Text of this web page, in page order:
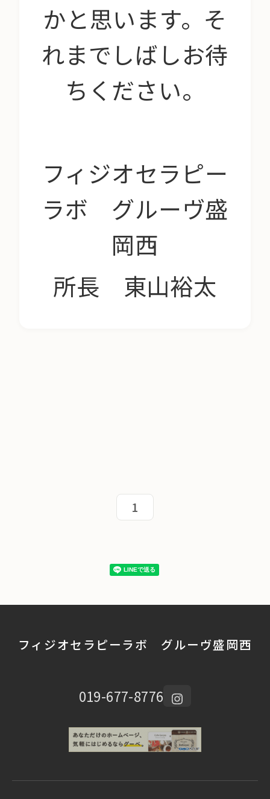
かと思います。そ
れまでしばしお待
ちください。
フィジオセラピー
ラボ グルーヴ盛
岡西
所長 東山裕太
1
フィジオセラピーラボ グルーヴ盛岡西
019-677-8776